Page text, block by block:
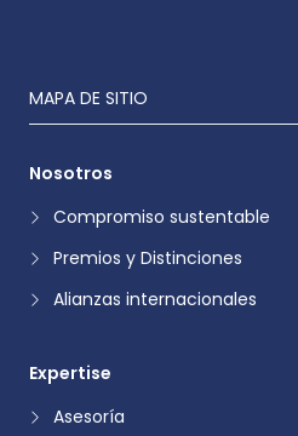
MAPA DE SITIO
Nosotros
Compromiso sustentable
Premios y Distinciones
Alianzas internacionales
Expertise
Asesoría